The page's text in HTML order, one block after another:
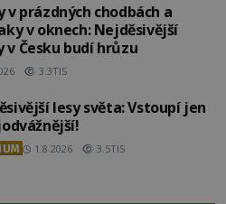
v prázdných chodbách a
v oknech: Nejděsivější
v Česku budí hrůzu
3.3TIS
lesy světa: Vstoupí jen
1.8.2026 3.5TIS